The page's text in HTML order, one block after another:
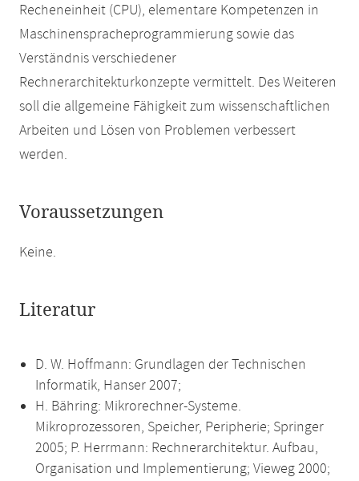
Recheneinheit (CPU), elementare Kompetenzen in
Maschinenspracheprogrammierung sowie das
Verständnis verschiedener
Rechnerarchitekturkonzepte vermittelt. Des Weiteren
soll die allgemeine Fähigkeit zum wissenschaftlichen
Arbeiten und Lösen von Problemen verbessert
werden.
Voraussetzungen
Keine.
Literatur
D. W. Hoffmann: Grundlagen der Technischen
Informatik, Hanser 2007;
H. Bähring: Mikrorechner-Systeme.
Mikroprozessoren, Speicher, Peripherie; Springer
2005; P. Herrmann: Rechnerarchitektur. Aufbau,
Organisation und Implementierung; Vieweg 2000;